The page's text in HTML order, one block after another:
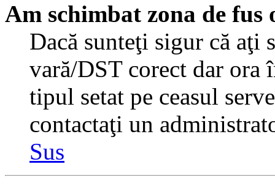
Am schimbat zona de
Dacă sunteţi sigur că aţi
vară/DST corect dar ora
tipul setat pe ceasul
contactaţi un
Sus